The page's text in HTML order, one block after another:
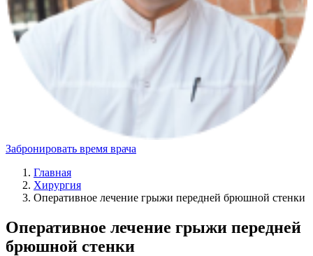
Забронировать время врача
Главная
Хирургия
Оперативное лечение грыжи передней брюшной стенки
Оперативное лечение грыжи передней
брюшной стенки